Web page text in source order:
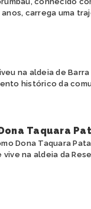
carrega uma
na aldeia de
histórico da
Taquara
Dona Taquara
na aldeia da